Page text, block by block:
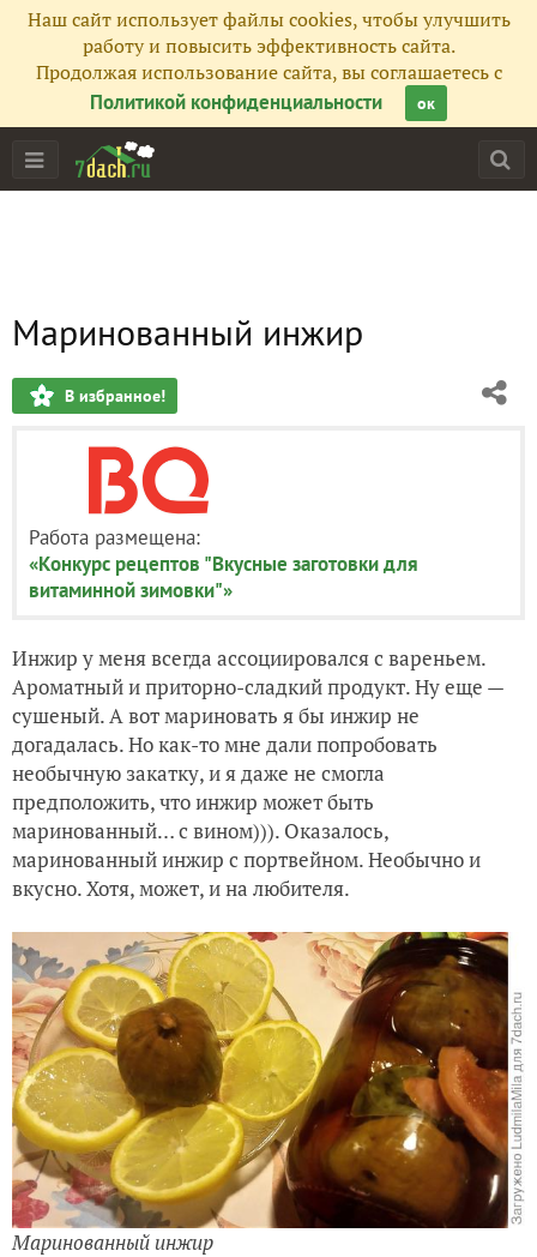
Наш сайт использует файлы cookies, чтобы улучшить
работу и повысить эффективность сайта.
Продолжая использование сайта, вы соглашаетесь с
Политикой конфиденциальности
ок
Маринованный инжир
В избранное!
Работа размещена:
«Конкурс рецептов "Вкусные заготовки для
витаминной зимовки"»
Инжир у меня всегда ассоциировался с вареньем.
Ароматный и приторно-сладкий продукт. Ну еще —
сушеный. А вот мариновать я бы инжир не
догадалась. Но как-то мне дали попробовать
необычную закатку, и я даже не смогла
предположить, что инжир может быть
маринованный… с вином))). Оказалось,
маринованный инжир с портвейном. Необычно и
вкусно. Хотя, может, и на любителя.
Маринованный инжир